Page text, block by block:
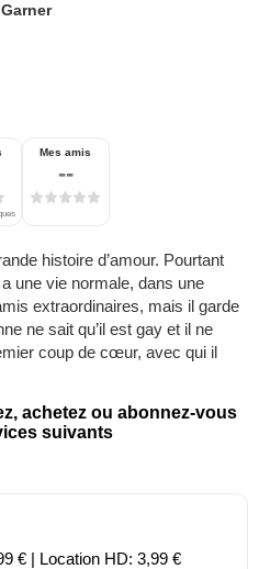
Mes amis
--
histoire d’amour. Pourtant
une vie normale, dans une
extraordinaires, mais il garde
ne sait qu’il est gay et il ne
coup de cœur, avec qui il
achetez ou abonnez-vous
suivants
€ | Location HD: 3,99 €